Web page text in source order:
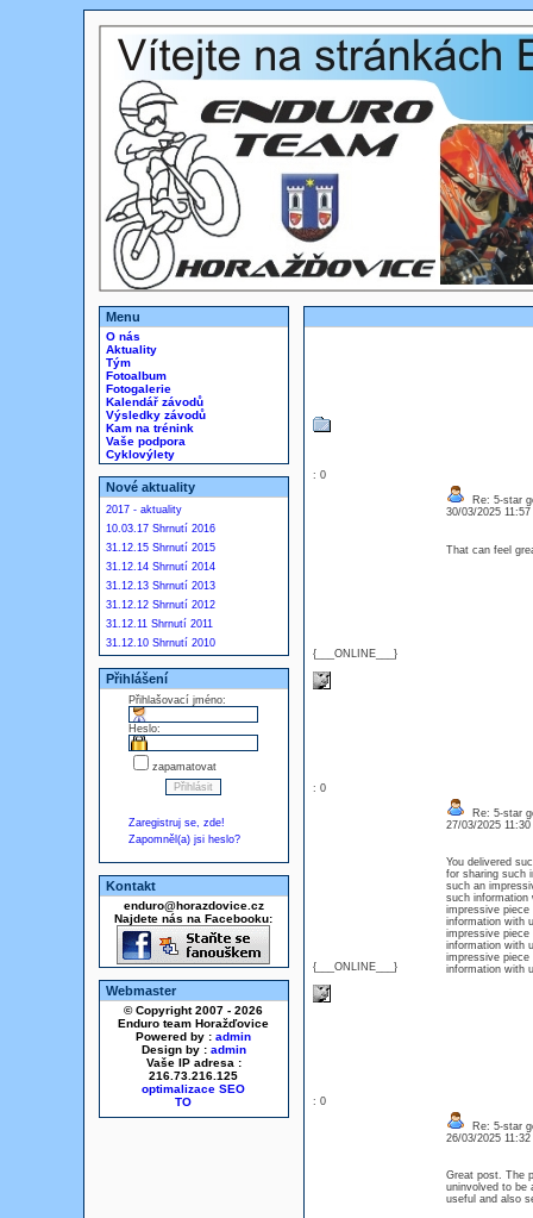
Menu
O nás
Aktuality
Tým
Fotoalbum
Fotogalerie
Kalendář závodů
Výsledky závodů
Kam na trénink
Vaše podpora
Cyklovýlety
Nové aktuality
2017 - aktuality
10.03.17 Shrnutí 2016
31.12.15 Shrnutí 2015
31.12.14 Shrnutí 2014
31.12.13 Shrnutí 2013
31.12.12 Shrnutí 2012
31.12.11 Shrnutí 2011
31.12.10 Shrnutí 2010
Přihlášení
Přihlašovací jméno:
Heslo:
zapamatovat
Zaregistruj se, zde!
Zapomněl(a) jsi heslo?
Kontakt
enduro@horazdovice.cz
Najdete nás na Facebooku:
Webmaster
© Copyright 2007 - 2026
Enduro team Horažďovice
Powered by : admin
Design by : admin
Vaše IP adresa :
216.73.216.125
optimalizace SEO
: 0
{___ONLINE___}
Re: 5-star
30/03/2025
That can feel
: 0
{___ONLINE___}
Re: 5-star
27/03/2025
You delivered
for sharing such
such an
such
impressive
information with
impressive
information with
impressive
information with
: 0
Re: 5-star
26/03/2025
Great post. The
uninvolved to be
useful and also